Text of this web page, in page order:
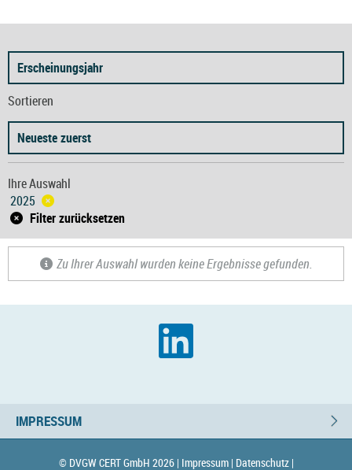
Erscheinungsjahr
Sortieren
Neueste zuerst
Ihre Auswahl
2025
Filter zurücksetzen
Zu Ihrer Auswahl wurden keine Ergebnisse gefunden.
IMPRESSUM
© DVGW CERT GmbH 2026 | Impressum | Datenschutz |